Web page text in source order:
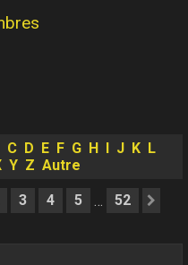
C D E F G H J K L
Y Z Autre
52
3 4 5 … 52